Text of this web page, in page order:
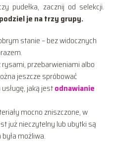
pudełka, zacznij od selekcji.
je na trzy grupy.
stanie – bez widocznych
przebarwieniami albo
jeszcze spróbować
jaką jestodnawianie
mocno zniszczone, w
już nieczytelny lub ubytki są
możliwa.